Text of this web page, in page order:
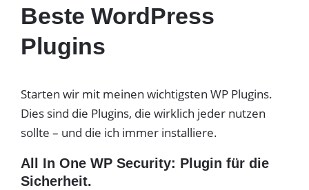
Beste WordPress
Plugins
Starten wir mit meinen wichtigsten WP Plugins.
Dies sind die Plugins, die wirklich jeder nutzen
sollte – und die ich immer installiere.
All In One WP Security: Plugin für die
Sicherheit.